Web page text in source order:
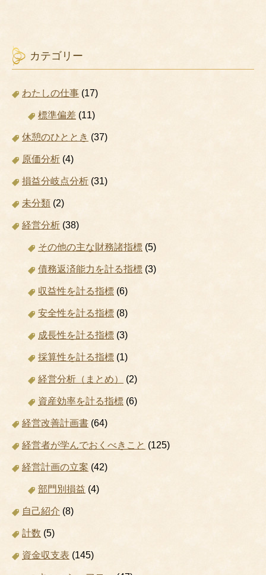
カテゴリー
わたしの仕事 (17)
標準偏差 (11)
休憩のひととき (37)
原価分析 (4)
損益分岐点分析 (31)
未分類 (2)
経営分析 (38)
その他の主な財務諸指標 (5)
債務返済能力を計る指標 (3)
収益性を計る指標 (6)
安全性を計る指標 (8)
成長性を計る指標 (3)
採算性を計る指標 (1)
経営分析（まとめ） (2)
資産効率を計る指標 (6)
経営改善計画書 (64)
経営者が学んでおくべきこと (125)
経営計画の立案 (42)
部門別損益 (4)
自己紹介 (8)
計数 (5)
資金収支表 (145)